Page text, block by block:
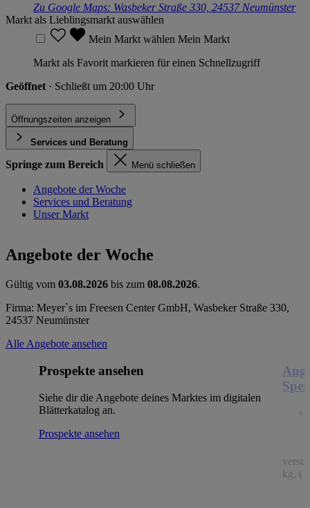
Zu Google Maps: Wasbeker Straße 330, 24537 Neumünster
Markt als Lieblingsmarkt auswählen
Mein Markt wählen Mein Markt
Markt als Favorit markieren für einen Schnellzugriff
Geöffnet · Schließt um 20:00 Uhr
Öffnungszeiten anzeigen
Services und Beratung
Springe zum Bereich Menü schließen
Angebote der Woche
Services und Beratung
Unser Markt
Angebote der Woche
Gültig vom 03.08.2026 bis zum 08.08.2026.
Firma: Meyer`s im Freesen Center GmbH, Wasbeker Straße 330,
24537 Neumünster
Alle Angebote ansehen
Prospekte ansehen
Siehe dir die Angebote deines Marktes im digitalen
Blätterkatalog an.
Prospekte ansehen
kg,